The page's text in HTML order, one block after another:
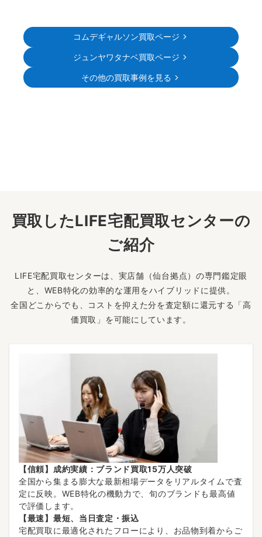
コムデギャルソン買取ページ
ジュンヤワタナベ買取ページ
その他の買取事例を見る
買取したLIFE宅配買取センターの
ご紹介
LIFE宅配買取センターは、実店舗（仙台拠点）の専門鑑定眼
と、WEB特化の効率的な運用をハイブリッドに提供。
全国どこからでも、コストを抑えた分を査定額に還元する「高
価買取」を可能にしています。
【信頼】成約実績：ブランド買取15万人突破
全国から集まる膨大な最新相場データをリアルタイムで査
定に反映。WEB特化の機動力で、旬のブランドも最高値
で評価します。
【最速】最短、当日査定・振込
宅配買取に最適化されたフローにより、お品物到着からご